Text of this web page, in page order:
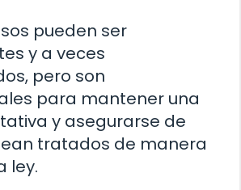
pueden ser
y a veces
pero son
para mantener una
y asegurarse de
tratados de manera
ley.